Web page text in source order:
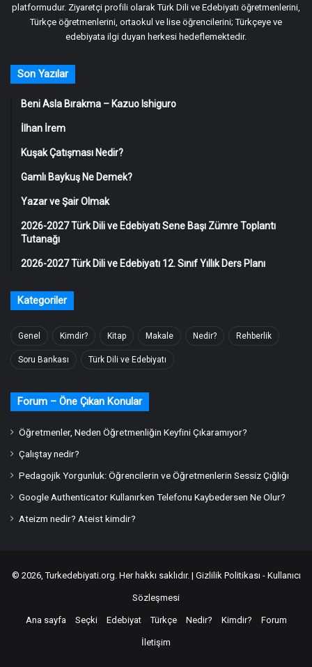
platformudur. Ziyaretçi profili olarak Türk Dili ve Edebiyatı öğretmenlerini,
Türkçe öğretmenlerini, ortaokul ve lise öğrencilerini; Türkçeye ve
edebiyata ilgi duyan herkesi hedeflemektedir.
Son Yazılar
Beni Asla Bırakma – Kazuo Ishiguro
İlhan İrem
Kuşak Çatışması Nedir?
Gamlı Baykuş Ne Demek?
Yazar ve Şair Olmak
2026-2027 Türk Dili ve Edebiyatı Sene Başı Zümre Toplantı
Tutanağı
2026-2027 Türk Dili ve Edebiyatı 12. Sınıf Yıllık Ders Planı
Kategoriler
Genel Kimdir? Kitap Makale Nedir? Rehberlik
Soru Bankası Türk Dili ve Edebiyatı
Forum – Öne Çıkan Konular
Öğretmenler, Neden Öğretmenliğin Keyfini Çıkaramıyor?
Çalıştay nedir?
Pedagojik Yorgunluk: Öğrencilerin ve Öğretmenlerin Sessiz Çığlığı
Google Authenticator Kullanırken Telefonu Kaybedersen Ne Olur?
Ateizm nedir? Ateist kimdir?
© 2026,Turkedebiyati.org. Her hakkı saklıdır. | Gizlilik Politikası - Kullanıcı
Sözleşmesi
Ana sayfa Seçki Edebiyat Türkçe Nedir? Kimdir? Forum
İletişim